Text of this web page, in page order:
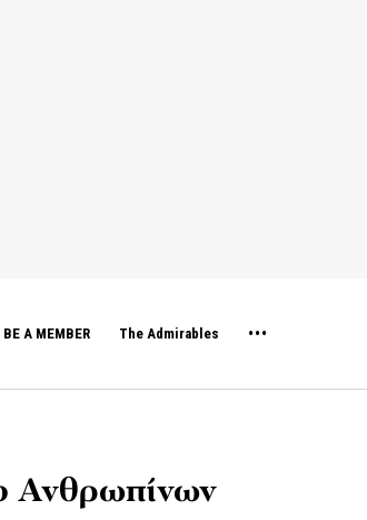
BE A MEMBER The Admirables
Ανθρωπίνων